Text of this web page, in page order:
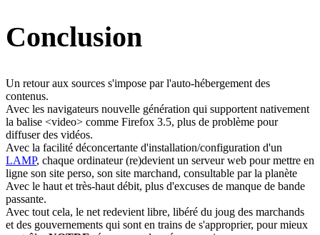
Conclusion
Un retour aux sources s'impose par l'auto-hébergement des
contenus.
Avec les navigateurs nouvelle génération qui supportent nativement
la balise <video> comme Firefox 3.5, plus de problème pour
diffuser des vidéos.
Avec la facilité déconcertante d'installation/configuration d'un
LAMP, chaque ordinateur (re)devient un serveur web pour mettre en
ligne son site perso, son site marchand, consultable par la planète
Avec le haut et très-haut débit, plus d'excuses de manque de bande
passante.
Avec tout cela, le net redevient libre, libéré du joug des marchands
et des gouvernements qui sont en trains de s'approprier, pour mieux